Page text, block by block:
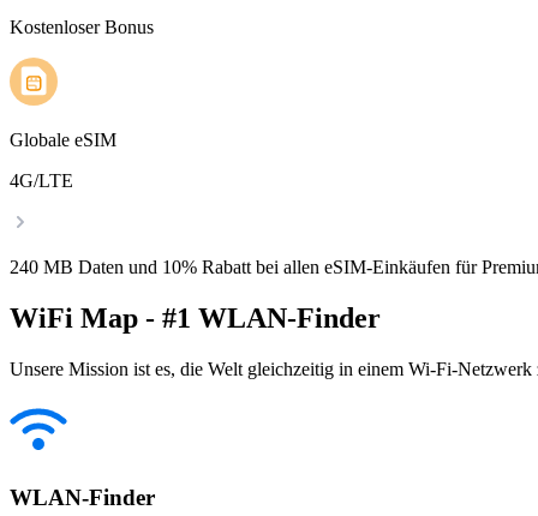
Kostenloser Bonus
Globale eSIM
4G/LTE
240 MB Daten und 10% Rabatt bei allen eSIM-Einkäufen für
WiFi Map - #1 WLAN-Finder
Unsere Mission ist es, die Welt gleichzeitig in einem Wi-Fi-
WLAN-Finder